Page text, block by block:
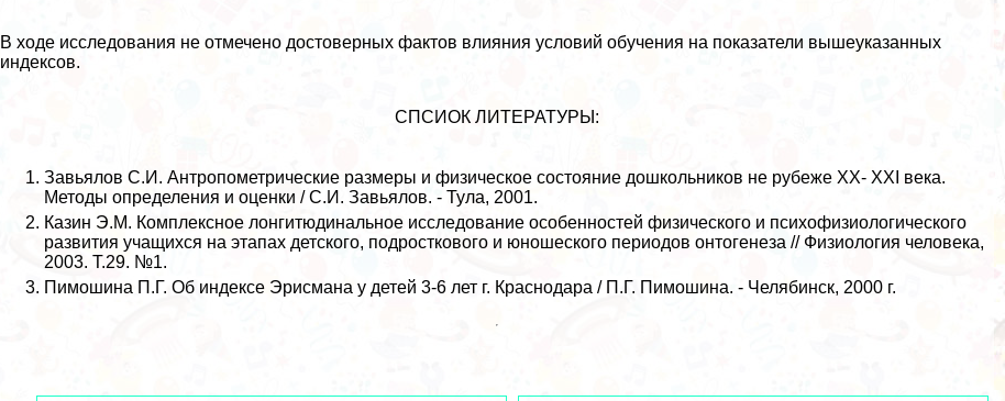
В ходе исследования не отмечено достоверных фактов влияния условий обучения на показатели вышеуказанных
индексов.
СПСИОК ЛИТЕРАТУРЫ:
Завьялов С.И. Антропометрические размеры и физическое состояние дошкольников не рубеже XX- XXI века.
Методы определения и оценки / С.И. Завьялов. - Тула, 2001.
Казин Э.М. Комплексное лонгитюдинальное исследование особенностей физического и психофизиологического
развития учащихся на этапах детского, подросткового и юношеского периодов онтогенеза // Физиология человека,
2003. Т.29. №1.
Пимошина П.Г. Об индексе Эрисмана у детей 3-6 лет г. Краснодара / П.Г. Пимошина. - Челябинск, 2000 г.